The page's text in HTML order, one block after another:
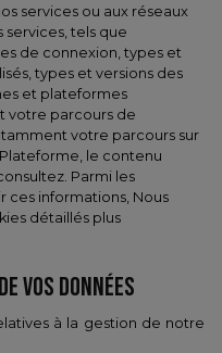
services ou aux réseaux
services, tels que
de connexion, types et
types et versions des
et plateformes
votre parcours de
votre parcours sur
le contenu
Parmi les
ces informations, Nous
détaillés plus
VOS DONNÉES
à la gestion de notre